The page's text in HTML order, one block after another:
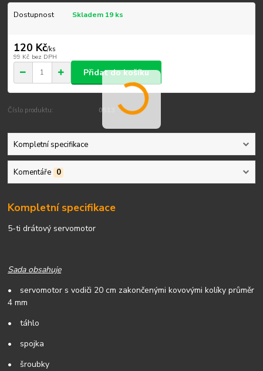
Dostupnost Skladem 19 ks
120 Kč/ks
99 Kč bez DPH
Přidat do košíku
Číslo produktu: 0513
Kompletní specifikace
Komentáře 0
Kompletní specifikace
5-ti drátový servomotor
Sada obsahuje
• servomotor s vodiči 20 cm zakončenými kovovými kolíky průměr
4 mm
•táhlo
• spojka
• šroubky